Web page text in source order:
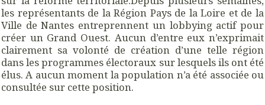
les représentants de la Région Pays de la Loire et de la
Ville de Nantes entreprennent un lobbying actif pour
créer un Grand Ouest. Aucun d’entre eux n’exprimait
clairement sa volonté de création d’une telle région
dans les programmes électoraux sur lesquels ils ont été
élus. A aucun moment la population n’a été associée ou
consultée sur cette position.